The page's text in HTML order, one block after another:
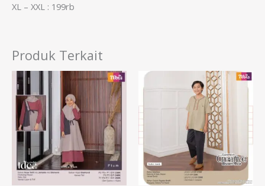
XL – XXL : 199rb
Produk Terkait
Rentang
harga:
Rp198.000
hingga
Rp218.000